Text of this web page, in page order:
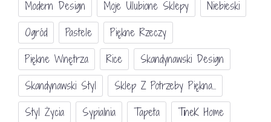
Modern Design
Moje Ulubione Sklepy
Niebieski
Ogród
Pastele
Piękne Rzeczy
Piękne Wnętrza
Rice
Skandynawski Design
Skandynawski Styl
Sklep Z Potrzeby Piękna...
Styl Życia
Sypialnia Tapeta
TineK Home